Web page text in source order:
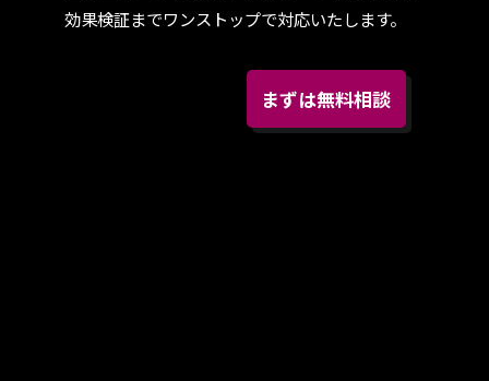
効果検証までワンストップで対応いたします。
まずは無料相談